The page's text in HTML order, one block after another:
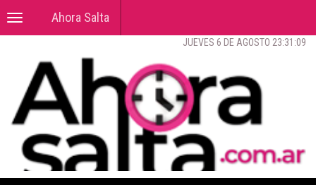
Toggle
navigation
Ahora Salta
JUEVES 6 DE AGOSTO 23:31:10